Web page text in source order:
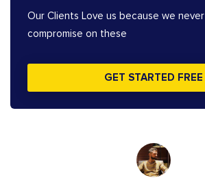
Our Clients Love us because we never
compromise on these
GET STARTED FREE